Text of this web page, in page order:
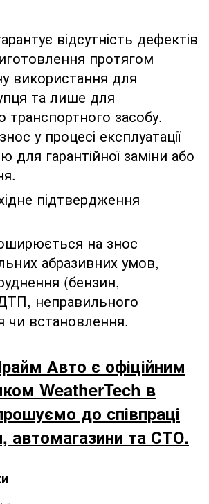
відсутність дефектів
протягом
використання для
та лише для
транспортного засобу.
у процесі експлуатації
для гарантійної заміни або
підтвердження
на знос
абразивних умов,
(бензин,
неправильного
чи встановлення.
Авто є офіційним
WeatherTech в
до співпраці
автомагазини та СТО.